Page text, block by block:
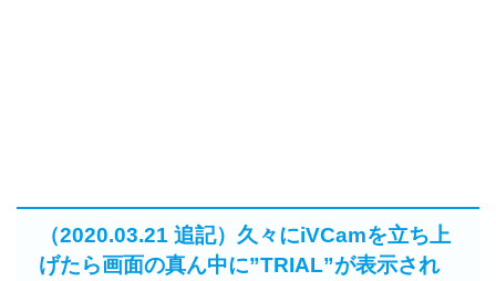
（2020.03.21 追記）久々にiVCamを立ち上
げたら画面の真ん中に”TRIAL”が表示され